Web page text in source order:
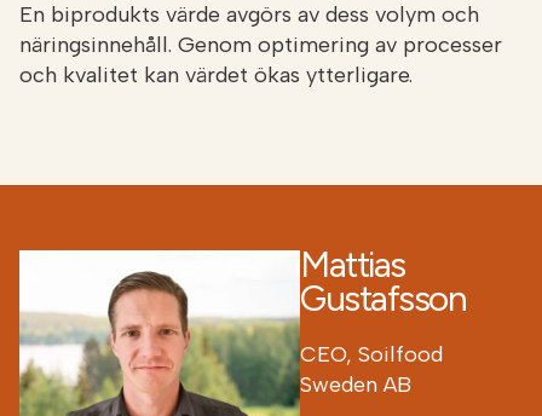
En biprodukts värde avgörs av dess volym och
näringsinnehåll. Genom optimering av processer
och kvalitet kan värdet ökas ytterligare.
Mattias
Gustafsson
CEO, Soilfood
Sweden AB